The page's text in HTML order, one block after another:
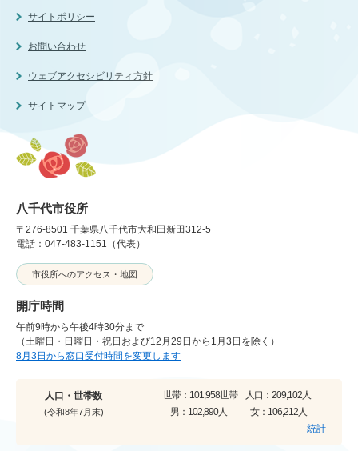
サイトポリシー
お問い合わせ
ウェブアクセシビリティ方針
サイトマップ
八千代市役所
〒276-8501 千葉県八千代市大和田新田312-5
電話：047-483-1151（代表）
市役所へのアクセス・地図
開庁時間
午前9時から午後4時30分まで
（土曜日・日曜日・祝日および12月29日から1月3日を除く）
8月3日から窓口受付時間を変更します
人口・世帯数
(令和8年7月末)
世帯： 101,958世帯 人口： 209,102人
男： 102,890人 女： 106,212人
統計